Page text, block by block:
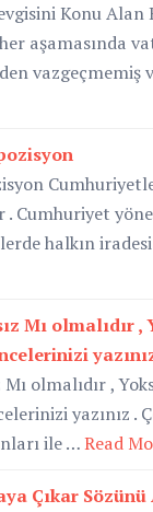
Konu Alan
aşamasında
vazgeçmemiş
. Cumhuriyet
halkın
Mı olmalıdır
olmalıdır ,
yazınız .
ile …Read
Çıkar Sözünü